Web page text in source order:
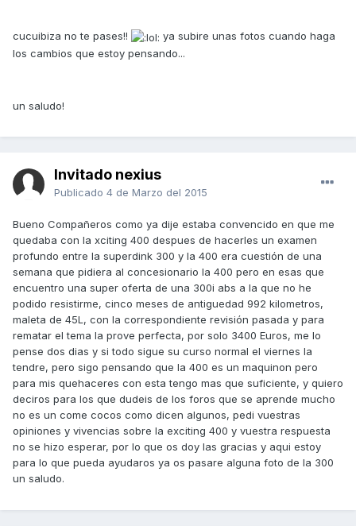
cucuibiza no te pases!!
ya subire unas fotos cuando haga
los cambios que estoy pensando...
un saludo!
Invitado nexius
Publicado 4 de Marzo del 2015
Bueno Compañeros como ya dije estaba convencido en que me
quedaba con la xciting 400 despues de hacerles un examen
profundo entre la superdink 300 y la 400 era cuestión de una
semana que pidiera al concesionario la 400 pero en esas que
encuentro una super oferta de una 300i abs a la que no he
podido resistirme, cinco meses de antiguedad 992 kilometros,
maleta de 45L, con la correspondiente revisión pasada y para
rematar el tema la prove perfecta, por solo 3400 Euros, me lo
pense dos dias y si todo sigue su curso normal el viernes la
tendre, pero sigo pensando que la 400 es un maquinon pero
para mis quehaceres con esta tengo mas que suficiente, y quiero
deciros para los que dudeis de los foros que se aprende mucho
no es un come cocos como dicen algunos, pedi vuestras
opiniones y vivencias sobre la exciting 400 y vuestra respuesta
no se hizo esperar, por lo que os doy las gracias y aqui estoy
para lo que pueda ayudaros ya os pasare alguna foto de la 300
un saludo.